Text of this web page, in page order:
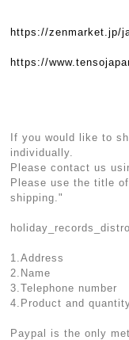
https://zenmarket.jp/
https://
If you would like to
individually.
Please contact us
Please use the title
shipping."
1.Address
2.Name
3.Telephone number
4.Product and
Paypal is the only